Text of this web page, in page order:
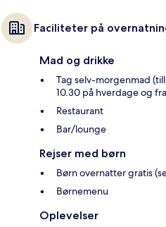
Faciliteter på
Mad og drikke
Tag selv-morgenmad
10.30 på hverdage og
Restaurant
Bar/lounge
Rejser med børn
Børn overnatter gratis
Børnemenu
Oplevelser